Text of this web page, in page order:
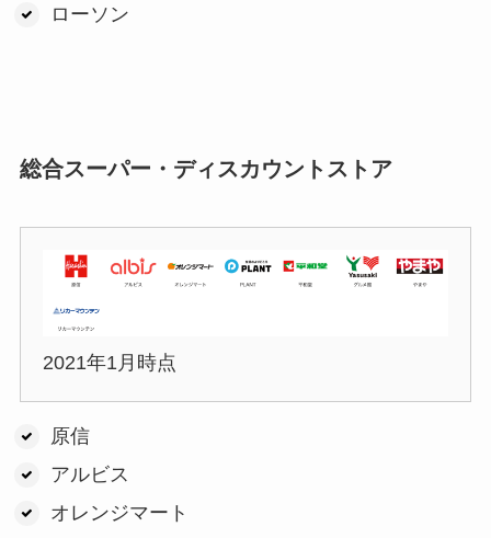
ローソン
総合スーパー・ディスカウントストア
2021年1月時点
原信
アルビス
オレンジマート